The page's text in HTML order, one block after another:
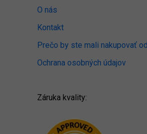
O nás
Kontakt
Prečo by ste mali nakupovať
Ochrana osobných údajov
Záruka kvality: